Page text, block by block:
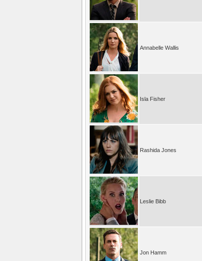
Annabelle Wallis
Isla Fisher
Rashida Jones
Leslie Bibb
Jon Hamm